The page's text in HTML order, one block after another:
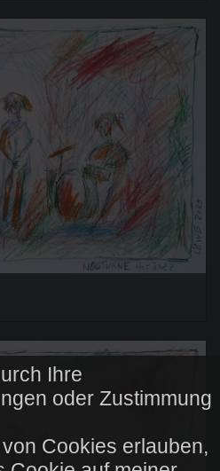
Ihre
oder Zustimmung
Cookies erlauben,